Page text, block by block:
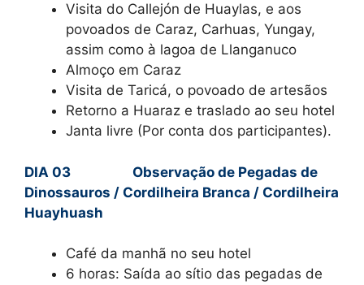
Visita do Callejón de Huaylas, e aos
povoados de Caraz, Carhuas, Yungay,
assim como à lagoa de Llanganuco
Almoço em Caraz
Visita de Taricá, o povoado de artesãos
Retorno a Huaraz e traslado ao seu hotel
Janta livre (Por conta dos participantes).
DIA 03 Observação de Pegadas de
Dinossauros / Cordilheira Branca / Cordilheira
Huayhuash
Café da manhã no seu hotel
6 horas: Saída ao sítio das pegadas de